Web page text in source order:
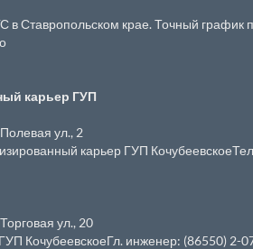
в Ставропольском крае. Точный
карьер ГУП
ул., 2
карьер ГУП
ул., 20
КочубеевскоеГл. инженер: (86550) 2-